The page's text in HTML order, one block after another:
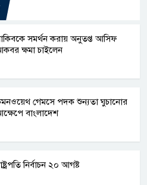
সমর্থন করায় অনুতপ্ত আসিফ
ক্ষমা চাইলেন
গেমসে পদক শুন্যতা ঘুচানোর
বাংলাদেশ
নির্বাচন ২০ আগষ্ট